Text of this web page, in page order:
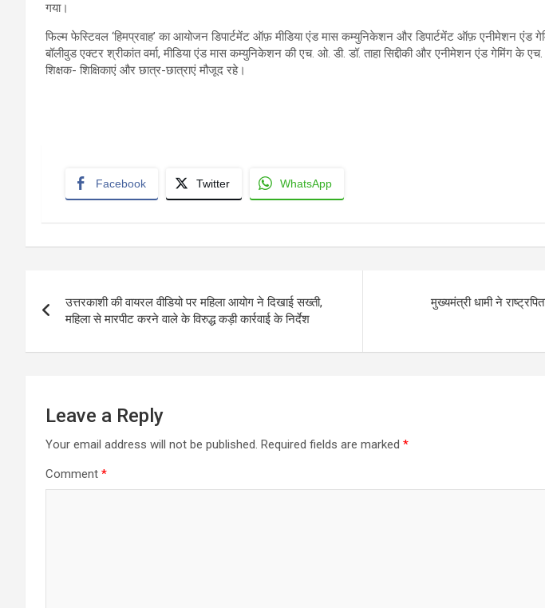
गया।
फिल्म फेस्टिवल ‘हिमप्रवाह’ का आयोजन डिपार्टमेंट ऑफ़ मीडिया एंड मास कम्युनिकेशन और डिपार्टमेंट ऑफ़ एनीमेशन एंड
बॉलीवुड एक्टर श्रीकांत वर्मा, मीडिया एंड मास कम्युनिकेशन की एच. ओ. डी. डॉ. ताहा सिद्दीकी और एनीमेशन एंड गेमिंग के
शिक्षक- शिक्षिकाएं और छात्र-छात्राएं मौजूद रहे।
Facebook Twitter WhatsApp
navigation
उत्तरकाशी की वायरल वीडियो पर महिला आयोग ने दिखाई सख्ती,
महिला से मारपीट करने वाले के विरुद्ध कड़ी कार्रवाई के निर्देश
मुख्यमंत्री धामी ने
Leave a Reply
Your email address will not be published. Required fields are marked *
Comment *